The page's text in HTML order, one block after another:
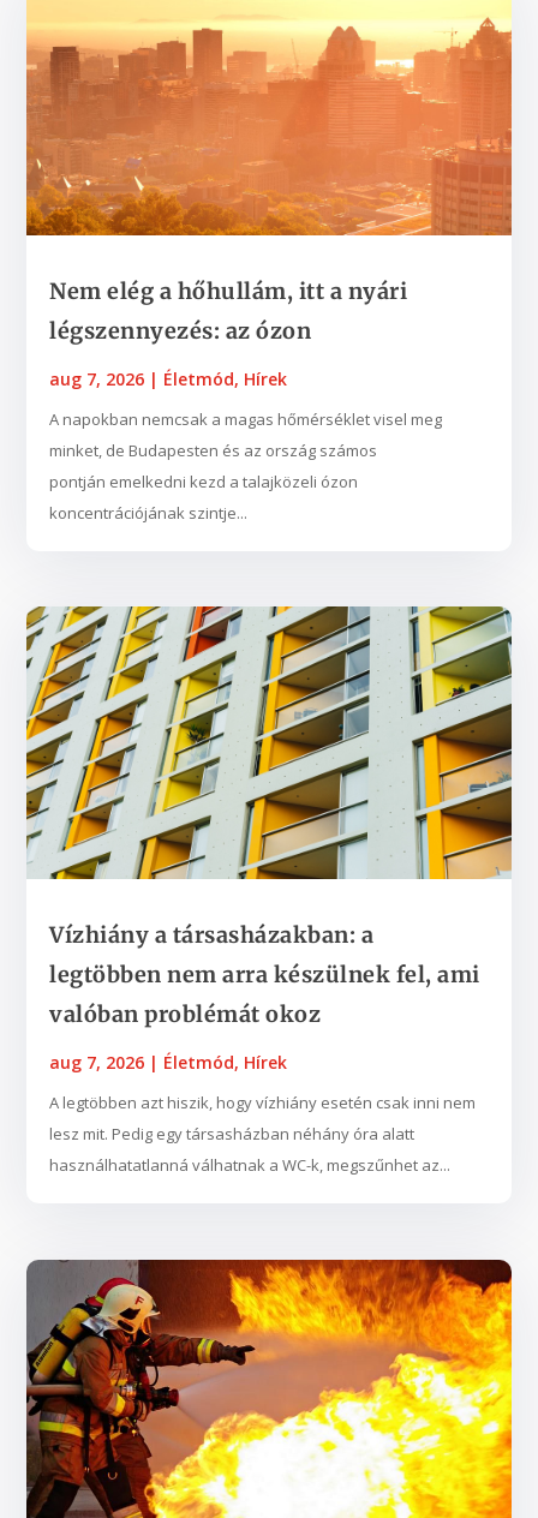
Nem elég a hőhullám, itt a nyári
légszennyezés: az ózon
aug 7, 2026 | Életmód, Hírek
A napokban nemcsak a magas hőmérséklet visel meg
minket, de Budapesten és az ország számos
pontján emelkedni kezd a talajközeli ózon
koncentrációjának szintje...
Vízhiány a társasházakban: a
legtöbben nem arra készülnek fel, ami
valóban problémát okoz
aug 7, 2026 | Életmód, Hírek
A legtöbben azt hiszik, hogy vízhiány esetén csak inni nem
lesz mit. Pedig egy társasházban néhány óra alatt
használhatatlanná válhatnak a WC-k, megszűnhet az...